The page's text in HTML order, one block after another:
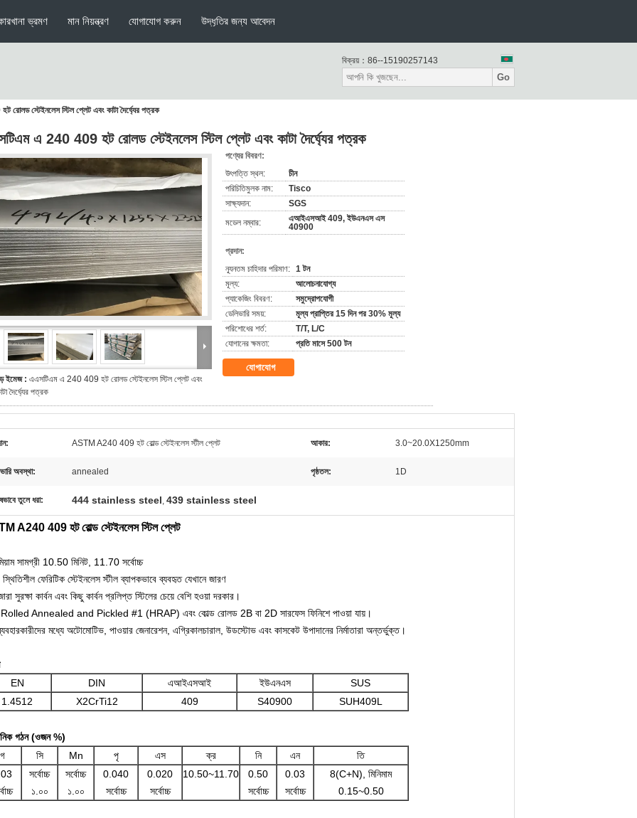
ভ্রমণ মান নিয়ন্ত্রণ যোগাযোগ করুন উদ্ধৃতির জন্য আবেদন
বিক্রয়： 86--15190257143
Go
স্টেইনলেস স্টিল প্লেট এবং কাটা দৈর্ঘ্যের পত্রক
এ 240 409 হট রোলড স্টেইনলেস স্টিল প্লেট এবং কাটা দৈর্ঘ্যের পত্রক
ইমেজ : এএসটিএম এ 240 409 হট রোলড স্টেইনলেস স্টিল প্লেট এবং
দৈর্ঘ্যের পত্রক
পণ্যের বিবরণ:
উৎপত্তি স্থল:
চীন
পরিচিতিমুলক নাম:
Tisco
সাক্ষ্যদান:
SGS
মডেল নম্বার:
এআইএসআই 409, ইউএনএস এস
40900
প্রদান:
ন্যূনতম চাহিদার পরিমাণ: 1 টন
মূল্য:
আলোচনাযোগ্য
প্যাকেজিং বিবরণ:
সমুদ্রোপযোগী
ডেলিভারি সময়:
মূল্য প্রাপ্তির 15 দিন পর 30% মূল্য
পরিশোধের শর্ত:
T/T, L/C
যোগানের ক্ষমতা:
প্রতি মাসে 500 টন
যোগাযোগ
ASTM A240 409 হট রোল্ড স্টেইনলেস স্টীল প্লেট আকার: 3.0~20.0X1250mm
অবস্থা: annealed পৃষ্ঠতল: 1D
তুলে ধরা: 444 stainless steel, 439 stainless steel
A240 409 হট রোল্ড স্টেইনলেস স্টিল প্লেট
সামগ্রী 10.50 মিনিট, 11.70 সর্বোচ্চ
ফেরিটিক স্টেইনলেস স্টীল ব্যাপকভাবে ব্যবহৃত যেখানে জারণ
সুরক্ষা কার্বন এবং কিছু কার্বন প্রলিপ্ত স্টিলের চেয়ে বেশি হওয়া দরকার।
Annealed and Pickled #1 (HRAP) এবং কোল্ড রোলড 2B বা 2D সারফেস ফিনিশে পাওয়া যায়।
মধ্যে অটোমোটিভ, পাওয়ার জেনারেশন, এগ্রিকালচারাল, উডস্টোভ এবং কাসকেট উপাদানের নির্মাতারা অন্তর্ভুক্ত।
EN
DIN এআইএসআই ইউএনএস
SUS
1.4512
X2CrTi12 409 S40900 SUH409L
গঠন (ওজন %)
গ
সি Mn পৃ এস ক্র নি এন
তি
সর্বোচ্চ
১.০০
সর্বোচ্চ
১.০০
0.040
সর্বোচ্চ
0.020
সর্বোচ্চ
10.50~11.70
0.50
সর্বোচ্চ
0.03
সর্বোচ্চ
8(C+N), মিনিমাম
0.15~0.50